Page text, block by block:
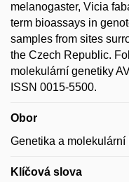
melanogaster, Vicia
term bioassays in
samples from sites
the Czech Republic.
molekulární genetiky
ISSN 0015-5500.
Obor
Genetika a molekulární
Klíčová slova